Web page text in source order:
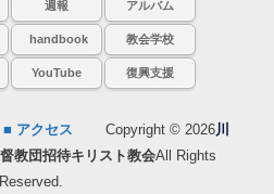
週報 アルバム
handbook 教会学校
YouTube 復興支援
■ アクセス Copyright © 2026川
教団招待キリスト教会All Rights
Reserved.